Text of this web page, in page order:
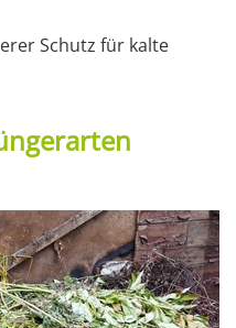
Schutz für kalte